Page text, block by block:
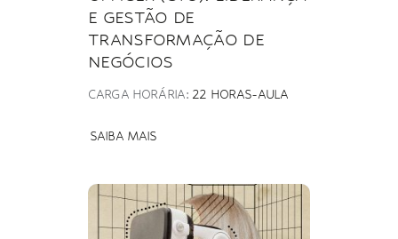
E GESTÃO DE
TRANSFORMAÇÃO DE
NEGÓCIOS
CARGA HORÁRIA: 22 HORAS-AULA
SAIBA MAIS